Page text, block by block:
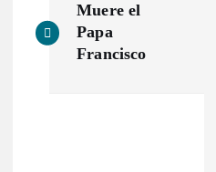
a
Muere el
Papa
Francisco